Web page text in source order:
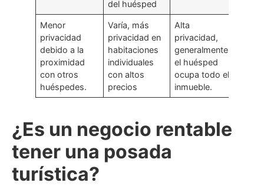
del huésped
Menor
privacidad
debido a la
proximidad
con otros
huéspedes.
Varía, más
privacidad en
habitaciones
individuales
con altos
precios
Alta
privacidad,
generalmente
el huésped
ocupa todo el
inmueble.
¿Es un negocio rentable
tener una posada
turística?